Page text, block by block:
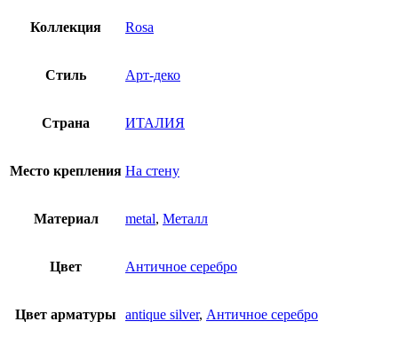
Коллекция Rosa
Стиль Арт-деко
Страна ИТАЛИЯ
Место крепления На стену
Материал metal, Металл
Цвет Античное серебро
Цвет арматуры antique silver, Античное серебро